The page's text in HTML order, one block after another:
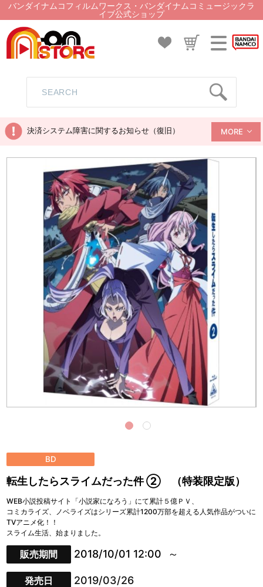
バンダイナムコフィルムワークス・バンダイナムコミュージックラ
イブ公式ショップ
決済システム障害に関するお知らせ（復旧） MORE
BD
転生したらスライムだった件 ② （特装限定版）
WEB小説投稿サイト「小説家になろう」にて累計５億ＰＶ、
コミカライズ、ノベライズはシリーズ累計1200万部を超える人気作品がついに
TVアニメ化！！
スライム生活、始まりました。
販売期間 2018/10/01 12:00
発売日 2019/03/26